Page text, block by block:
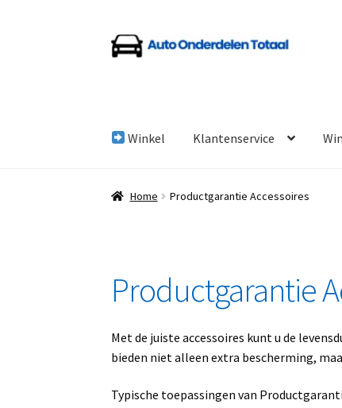
Ga
door
Ga
naar
Winkel Klantenservice
Home Algemene Voorwaarden Auto
Home Productgarantie Accessoires
Productgarantie
Met de juiste accessoires kunt u de
bieden niet alleen extra bescherming,
Typische toepassingen van